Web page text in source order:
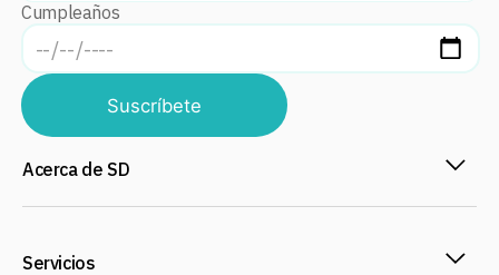
Cumpleaños
Suscríbete
Acerca de SD
Servicios